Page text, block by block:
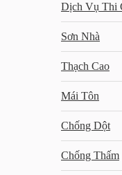
Dịch Vụ Thi
Sơn Nhà
Thạch Cao
Mái Tôn
Chống Dột
Chống Thấm